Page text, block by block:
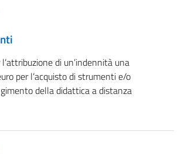
di un’indennità una
per l’acquisto di strumenti e/o
della didattica a distanza